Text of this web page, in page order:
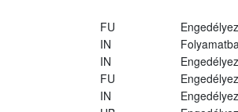
FU
IN
IN
FU
IN